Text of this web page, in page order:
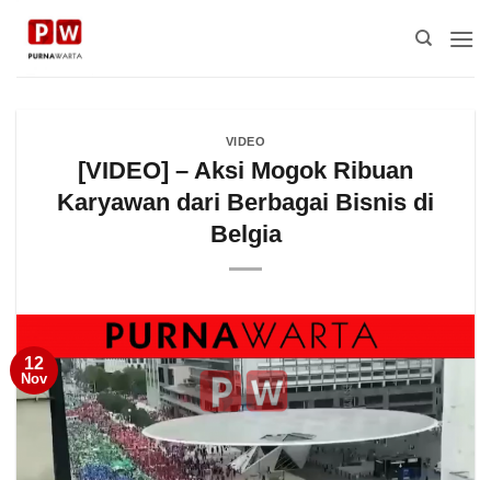
VIDEO
[VIDEO] – Aksi Mogok Ribuan
Karyawan dari Berbagai Bisnis di
Belgia
12
Nov